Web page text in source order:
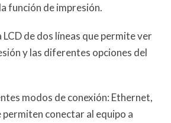
función de impresión.
de dos líneas que permite ver
y las diferentes opciones del
modos de conexión: Ethernet,
permiten conectar al equipo a